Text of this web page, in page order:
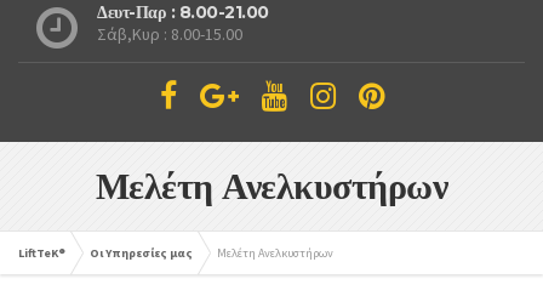
Δευτ-Παρ : 8.00-21.00
Σάβ,Κυρ : 8.00-15.00
Μελέτη Ανελκυστήρων
LiftTeK® Οι Υπηρεσίες μας Μελέτη Ανελκυστήρων